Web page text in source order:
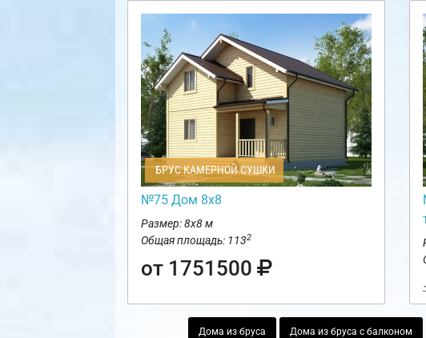
БРУС КАМЕРНОЙ СУШКИ
№75 Дом 8х8
Размер: 8х8 м
Общая площадь: 1132
от 1751500
Дома из бруса Дома из бруса с балконом